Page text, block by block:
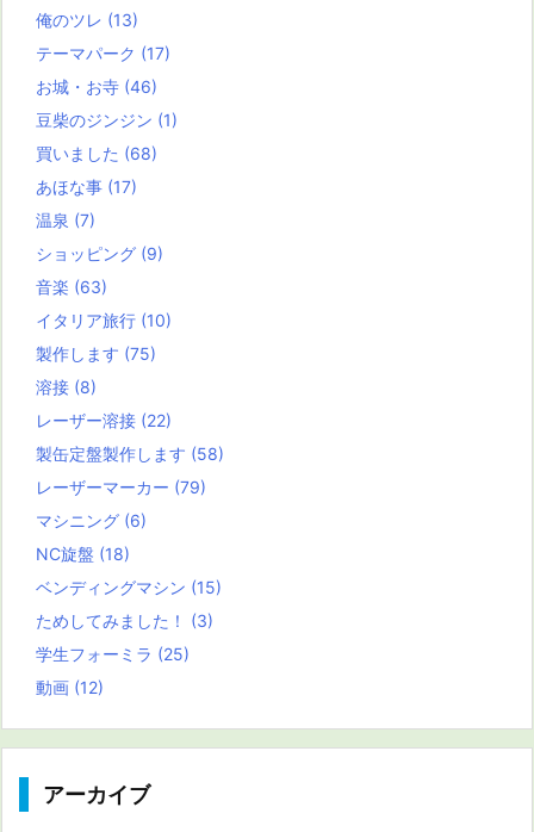
俺のツレ (13)
テーマパーク (17)
お城・お寺 (46)
豆柴のジンジン (1)
買いました (68)
あほな事 (17)
温泉 (7)
ショッピング (9)
音楽 (63)
イタリア旅行 (10)
製作します (75)
溶接 (8)
レーザー溶接 (22)
製缶定盤製作します (58)
レーザーマーカー (79)
マシニング (6)
NC旋盤 (18)
ベンディングマシン (15)
ためしてみました！ (3)
学生フォーミラ (25)
動画 (12)
アーカイブ